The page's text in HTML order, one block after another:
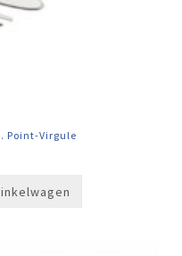
Point-Virgule